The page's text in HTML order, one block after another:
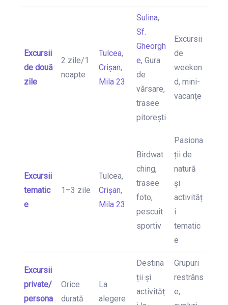
Excursii
de două
zile
2 zile/1
noapte
Tulcea,
Crișan,
Mila 23
Sulina,
Sf.
Gheorgh
e, Gura
de
vărsare,
trasee
pitorești
Excursii
de
weeken
d, mini-
vacanțe
Excursii
tematic
e
1–3 zile
Tulcea,
Crișan,
Mila 23
Birdwat
ching,
trasee
foto,
pescuit
sportiv
Pasiona
ții de
natură
și
activităț
i
tematic
e
Excursii
private/
persona
Orice
durată
La
alegere
Destina
ții și
activităț
Grupuri
restrâns
e,